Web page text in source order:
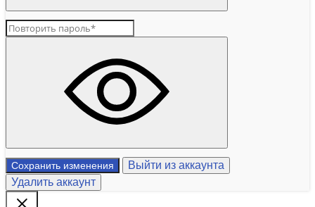
Сохранить изменения
Выйти из аккаунта
Удалить аккаунт